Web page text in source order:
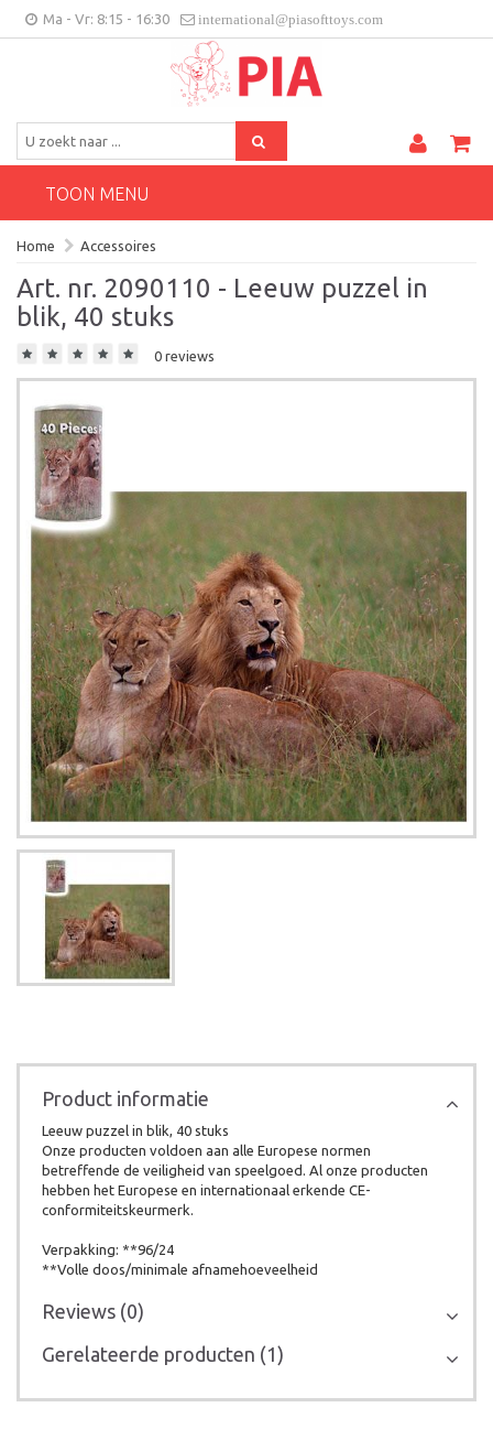
Ma - Vr: 8:15 - 16:30 international@piasofttoys.com
Klantenfeedback
BE/NL
TOON MENU
Home Accessoires
Art. nr. 2090110 - Leeuw puzzel in
blik, 40 stuks
0 reviews
Product informatie
Leeuw puzzel in blik, 40 stuks
Onze producten voldoen aan alle Europese normen
betreffende de veiligheid van speelgoed. Al onze producten
hebben het Europese en internationaal erkende CE-
conformiteitskeurmerk.
Verpakking: **96/24
**Volle doos/minimale afnamehoeveelheid
Reviews (0)
Gerelateerde producten (1)